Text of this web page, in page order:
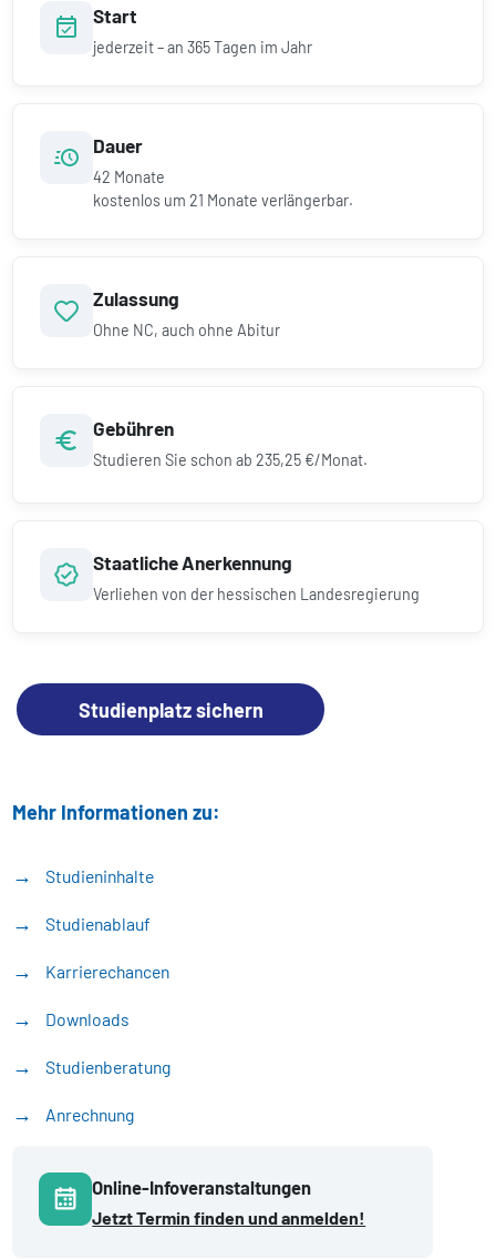
Start
jederzeit – an 365 Tagen im Jahr
Dauer
42 Monate
kostenlos um21 Monate verlängerbar.
Zulassung
Ohne NC, auch ohne Abitur
Gebühren
Studieren Sie schon ab235,25 €/Monat.
Staatliche Anerkennung
Verliehen von der hessischen Landesregierung
Studienplatz sichern
Mehr Informationen zu:
Studieninhalte
Studienablauf
Karrierechancen
Downloads
Studienberatung
Anrechnung
Online-Infoveranstaltungen
Jetzt Termin finden und anmelden!